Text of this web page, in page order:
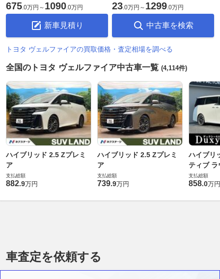
675.0万円 ～ 1090.0万円
新車見積り
23.0万円 ～ 1299.0万円
中古車を検索
トヨタ ヴェルファイアの買取価格・査定相場を調べる
全国のトヨタ ヴェルファイア中古車一覧 (4,114件)
ハイブリッド 2.5 Zプレミ
ア
支払総額
882.9万円
ハイブリッド 2.5 Zプレミ
ア
支払総額
739.9万円
ハイブリ
ティブ ラ
支払総額
858.0万円
車査定を依頼する